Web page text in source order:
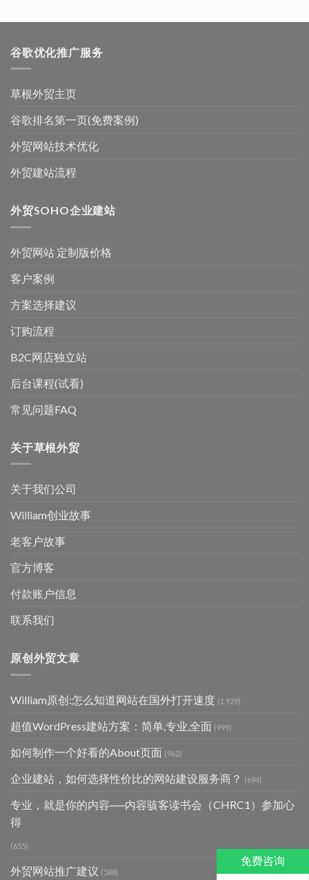
谷歌优化推广服务
草根外贸主页
谷歌排名第一页(免费案例)
外贸网站技术优化
外贸建站流程
外贸SOHO企业建站
外贸网站 定制版价格
客户案例
方案选择建议
订购流程
B2C网店独立站
后台课程(试看)
常见问题FAQ
关于草根外贸
关于我们公司
William创业故事
老客户故事
官方博客
付款账户信息
联系我们
原创外贸文章
William原创:怎么知道网站在国外打开速度 (1,929)
超值WordPress建站方案：简单,专业,全面 (999)
如何制作一个好看的About页面 (962)
企业建站，如何选择性价比的网站建设服务商？ (694)
专业，就是你的内容──内容骇客读书会（CHRC1）参加心
得
(655)
外贸网站推广建议 (588)
免费咨询